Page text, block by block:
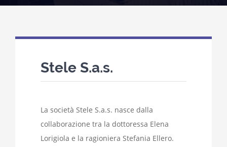
Stele S.a.s.
La società Stele S.a.s. nasce dalla
collaborazione tra la dottoressa Elena
Lorigiola e la ragioniera Stefania Ellero.